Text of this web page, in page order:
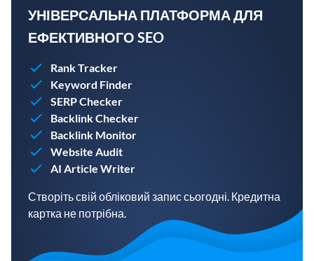
УНІВЕРСАЛЬНА ПЛАТФОРМА ДЛЯ
ЕФЕКТИВНОГО SEO
Rank Tracker
Keyword Finder
SERP Checker
Backlink Checker
Backlink Monitor
Website Audit
AI Article Writer
Створіть свій обліковий запис сьогодні. Кредитна
картка не потрібна.